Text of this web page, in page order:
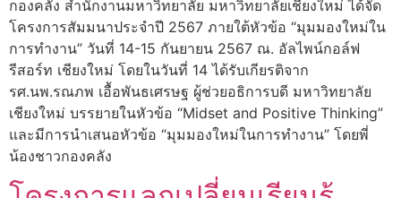
กองคลัง สำนักงานมหาวิทยาลัย มหาวิทยาลัยเชียงใหม่ ได้จัด
โครงการสัมมนาประจำปี 2567 ภายใต้หัวข้อ “มุมมองใหม่ใน
การทำงาน” วันที่ 14-15 กันยายน 2567 ณ. อัลไพน์กอล์ฟ
รีสอร์ท เชียงใหม่ โดยในวันที่ 14 ได้รับเกียรติจาก
รศ.นพ.รณภพ เอื้อพันธเศรษฐ ผู้ช่วยอธิการบดี มหาวิทยาลัย
เชียงใหม่ บรรยายในหัวข้อ “Midset and Positive Thinking”
และมีการนำเสนอหัวข้อ “มุมมองใหม่ในการทำงาน” โดยพี่
น้องชาวกองคลัง